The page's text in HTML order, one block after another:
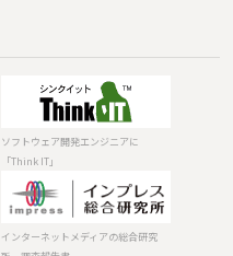
ソフトウェア開発エンジニアに
「Think IT」
インターネットメディアの総合研究